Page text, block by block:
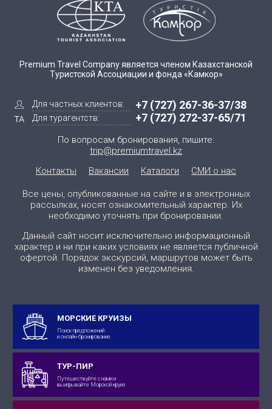
Premium Travel Company является членом Казахстанской
Туристской Ассоциации и фонда «Камкор»
Для частных клиентов:
Для турагентств:
+7 (727) 267-36-37/38
+7 (727) 272-37-65/71
По вопросам бронирования, пишите:
trip@premiumtravel.kz
Контакты
Вакансии Каталоги СМИ о нас
Все цены, опубликованные на сайте и в электронных
рассылках, носят ознакомительный характер. Их
необходимо уточнять при бронировании.
Данный сайт носит исключительно информационный
характер и ни при каких условиях не является публичной
офертой. Порядок экскурсий, маршрутов может быть
изменен без уведомления.
МОРСКИЕ КРУИЗЫ
Поиск предложений
и онлайн-бронирование
ТУР-ПИР
Путешествуйте с нами и
выигрывайте Морской круиз